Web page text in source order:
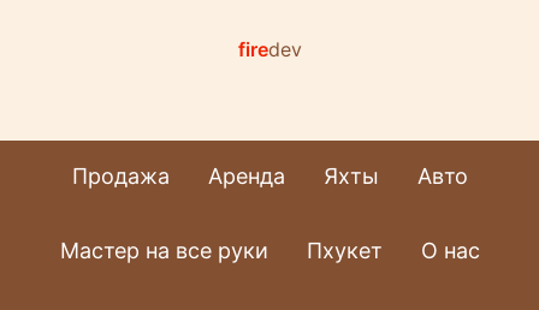
firedev
Продажа Аренда Яхты Авто
Мастер на все руки Пхукет О нас